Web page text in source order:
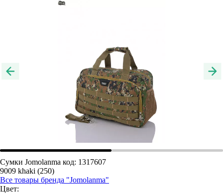
Сумки Jomolanma код: 1317607
9009 khaki (250)
Все товары бренда "Jomolanma"
Цвет: